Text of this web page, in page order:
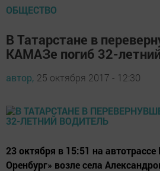
ОБЩЕСТВО
В Татарстане в
КАМАЗе погиб 32-
автор, 25 октября 2017 - 12:30
23 октября в 15:51 на
Оренбург» возле села